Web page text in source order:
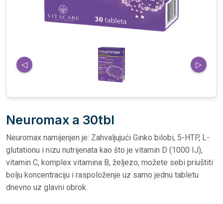
◁ ▷
Neuromax a 30tbl
Neuromax namijenjen je: Zahvaljujući Ginko bilobi, 5-HTP, L-
glutationu i nizu nutrijenata kao što je vitamin D (1000 IJ),
vitamin C, komplex vitamina B, željezo, možete sebi priuštiti
bolju koncentraciju i raspoloženje uz samo jednu tabletu
dnevno uz glavni obrok.